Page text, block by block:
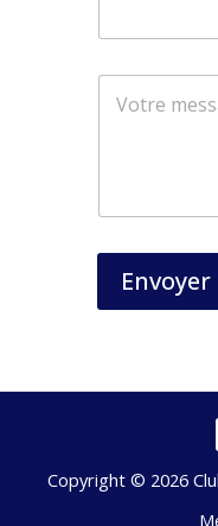
Envoyer
Copyright © 2026